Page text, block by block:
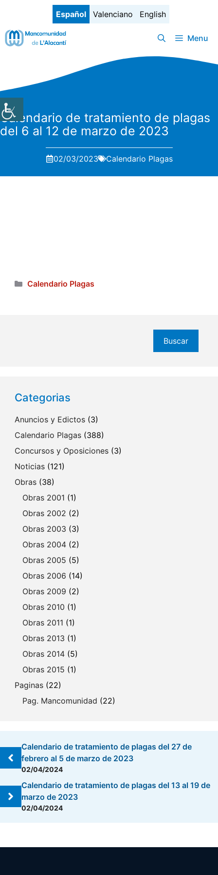
contenido
Español Valenciano English
Menu
Calendario de tratamiento de plagas
del 6 al 12 de marzo de 2023
02/03/2023 Calendario Plagas
Categorías
Calendario Plagas
Buscar
Categorias
Anuncios y Edictos (3)
Calendario Plagas (388)
Concursos y Oposiciones (3)
Noticias (121)
Obras (38)
Obras 2001 (1)
Obras 2002 (2)
Obras 2003 (3)
Obras 2004 (2)
Obras 2005 (5)
Obras 2006 (14)
Obras 2009 (2)
Obras 2010 (1)
Obras 2011 (1)
Obras 2013 (1)
Obras 2014 (5)
Obras 2015 (1)
Paginas (22)
Pag. Mancomunidad (22)
Calendario de tratamiento de plagas del 27 de
febrero al 5 de marzo de 2023
02/04/2024
Calendario de tratamiento de plagas del 13 al 19 de
marzo de 2023
02/04/2024